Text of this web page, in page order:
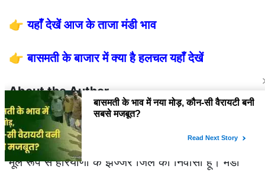
👉यहाँ देखें आज के ताजा मंडी भाव
👉बासमती के बाजार में क्या है हलचल यहाँ देखें
About the Author
मैं लवकेश कौशिक, भारतीय नौसेना से रिटायर्ड एक
नौसैनिक, Mandi Market प्लेटफार्म का संस्थापक हूँ। मैं
मूल रूप से हरियाणा के झज्जर जिले का निवासी हूँ। मंडी